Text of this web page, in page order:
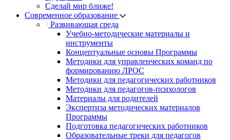
Сделай мир ближе!
Современное образование
Развивающая среда
Учебно-методические материалы и
инструменты
Концептуальные основы Программы
Методики для управленческих команд по
формированию ЛРОС
Методики для педагогических работников
Методики для педагогов-психологов
Материалы для родителей
Экспертиза методических материалов
Программы
Подготовка педагогических работников
Образовательные треки для педагогов